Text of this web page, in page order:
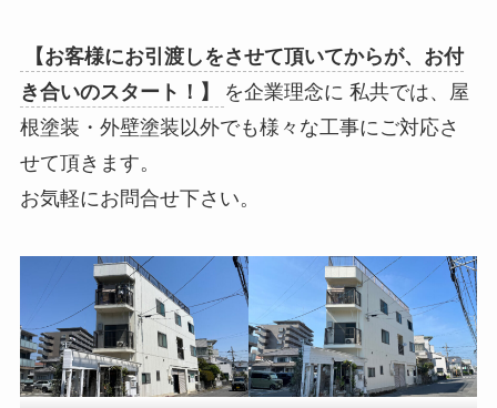
【お客様にお引渡しをさせて頂いてからが、お付
き合いのスタート！】
を企業理念に 私共では、屋
根塗装・外壁塗装以外でも様々な工事にご対応さ
せて頂きます。
お気軽にお問合せ下さい。